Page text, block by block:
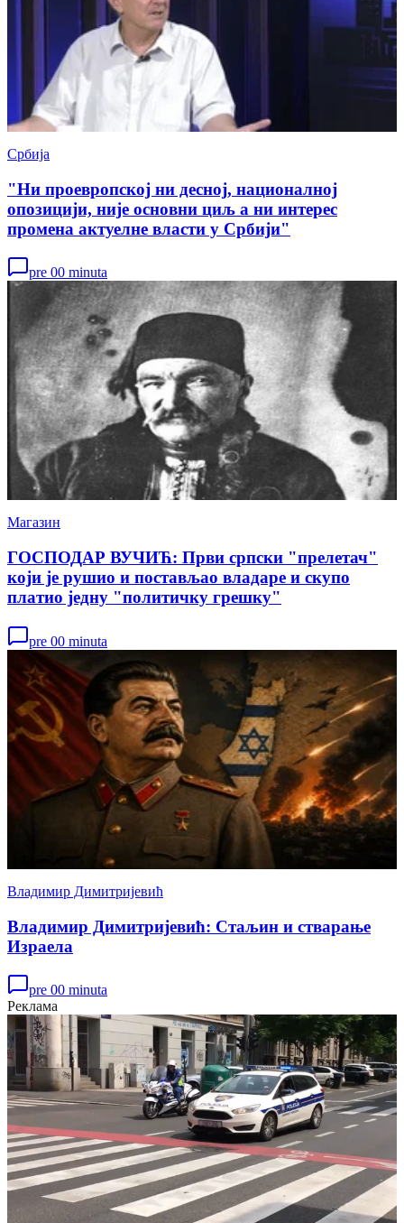
Србија
"Ни проевропској ни десној, националној
опозицији, није основни циљ а ни интерес
промена актуелне власти у Србији"
pre 00 minuta
Магазин
ГОСПОДАР ВУЧИЋ: Први српски "прелетач"
који је рушио и постављао владаре и скупо
платио једну "политичку грешку"
pre 00 minuta
Владимир Димитријевић
Владимир Димитријевић: Стаљин и стварање
Израела
pre 00 minuta
Реклама